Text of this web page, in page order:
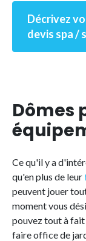
Décrivez
devis spa /
Dômes
Ce qu'il y a
qu'en plus de leur
peuvent jouer
moment vous
pouvez tout à fait
faire office de